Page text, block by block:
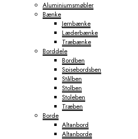
Aluminiumsmøbler
Bænke
Jernbænke
Læderbænke
Træbænke
Borddele
Bordben
Spisebordsben
Stålben
Stolben
Stoleben
Træben
Borde
Altanbord
Altanborde